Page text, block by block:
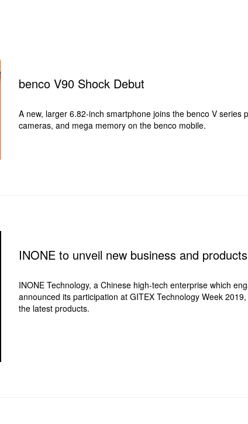
benco V90 Shock Debut
A new, larger 6.82-inch smartphone joins the benco V
cameras, and mega memory on the benco mobile.
INONE to unveil new business and
INONE Technology, a Chinese high-tech enterprise which
announced its participation at GITEX Technology Week
the latest products.